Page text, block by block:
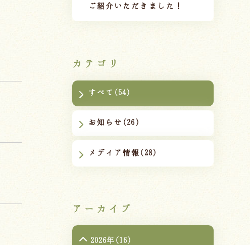
ご紹介いただきました！
カテゴリ
すべて(54)
お知らせ(26)
メディア情報(28)
アーカイブ
2026年(16)